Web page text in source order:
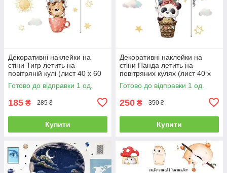
Декоративні наклейки на
стіни Тигр летить на
повітряній кулі (лист 40 х 60
см) Б156-20-10
Готово до відправки 1 од.
185 ₴ 285 ₴
Купити
Декоративні наклейки на
стіни Панда летить на
повітряних кулях (лист 40 х
60 см) Б156-20-7
Готово до відправки 1 од.
250 ₴ 350 ₴
Купити